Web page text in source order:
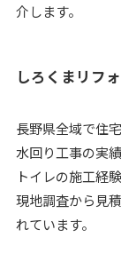
介します。
しろくまリフ
長野県全域で住
水回り工事の実
トイレの施工経
現地調査から見
れています。